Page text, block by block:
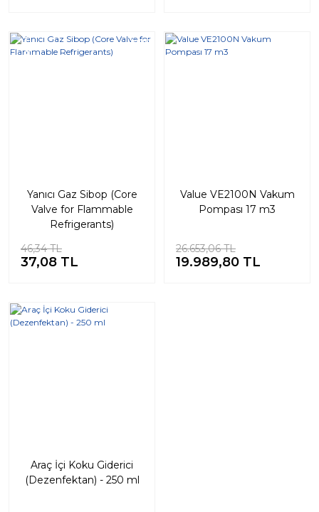
Yeni
Yanıcı Gaz Sibop (Core
Valve for Flammable
Refrigerants)
46,34 TL
37,08 TL
%20
Value VE2100N Vakum
Pompası 17 m3
26.653,06 TL
19.989,80 TL
Araç İçi Koku Giderici
(Dezenfektan) - 250 ml